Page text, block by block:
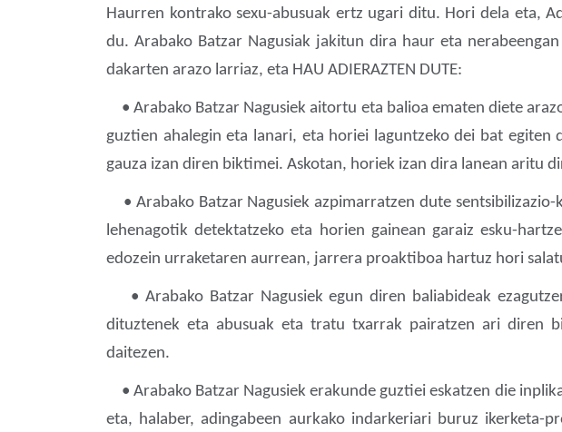
Haurren kontrako sexu-abusuak ertz ugari ditu. Hori dela eta,
du. Arabako Batzar Nagusiak jakitun dira haur eta
dakarten arazo larriaz, eta HAU ADIERAZTEN DUTE:
• Arabako Batzar Nagusiek aitortu eta balioa ematen diete
guztien ahalegin eta lanari, eta horiei laguntzeko dei bat
gauza izan diren biktimei. Askotan, horiek izan dira lanean aritu
• Arabako Batzar Nagusiek azpimarratzen dute
lehenagotik detektatzeko eta horien gainean garaiz esku-
edozein urraketaren aurrean, jarrera proaktiboa hartuz hori
• Arabako Batzar Nagusiek egun diren baliabideak
dituztenek eta abusuak eta tratu txarrak pairatzen ari diren
daitezen.
• Arabako Batzar Nagusiek erakunde guztiei eskatzen die
eta, halaber, adingabeen aurkako indarkeriari buruz